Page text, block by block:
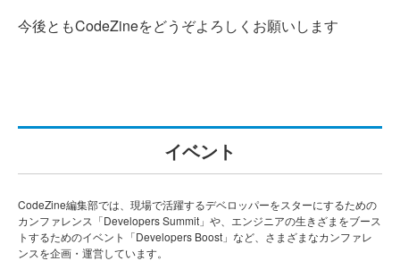
今後ともCodeZineをどうぞよろしくお願いします
イベント
CodeZine編集部では、現場で活躍するデベロッパーをスターにするための
カンファレンス「Developers Summit」や、エンジニアの生きざまをブース
トするためのイベント「Developers Boost」など、さまざまなカンファレ
ンスを企画・運営しています。